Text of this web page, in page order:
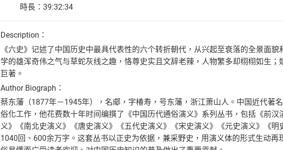
時長：39:32:34
Description：
《六史》记述了中国历史中最具代表性的六个转折朝代，从兴起至衰落的全景面
学的雄浑奇伟之气与草蛇灰线之趣，恪尊史实且文辞老辣，人物繁多却栩栩如生
巨著。
Author Biograph：
蔡东藩（1877年－1945年），名郕，字椿寿，号东藩，浙江萧山人。中国近代著
俗化工作，他花费数十年时间编撰了《中国历代通俗演义》系列丛书，包括《前
义》《南北史演义》《唐史演义》《五代史演义》《宋史演义》《元史演义》《
1040回、600余万字。这套丛书以正史为依据，兼采野史，用演义体的形式生动